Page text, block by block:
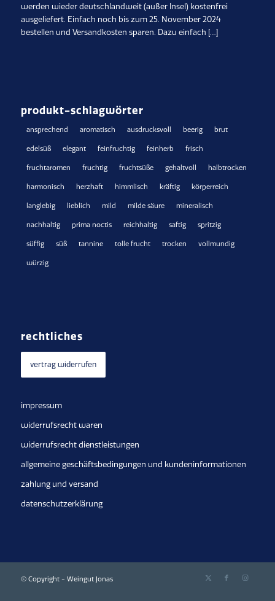
werden wieder deutschlandweit (außer Insel) kostenfrei
ausgeliefert. Einfach noch bis zum 25. November 2024
bestellen und Versandkosten sparen. Dazu einfach […]
produkt-schlagwörter
ansprechend aromatisch ausdrucksvoll beerig brut
edelsüß elegant feinfruchtig feinherb frisch
fruchtaromen fruchtig fruchtsüße gehaltvoll halbtrocken
harmonisch herzhaft himmlisch kräftig körperreich
langlebig lieblich mild milde säure mineralisch
nachhaltig prima noctis reichhaltig saftig spritzig
süffig süß tannine tolle frucht trocken vollmundig
würzig
rechtliches
vertrag widerrufen
impressum
widerrufsrecht waren
widerrufsrecht dienstleistungen
allgemeine geschäftsbedingungen und kundeninformationen
zahlung und versand
datenschutzerklärung
© Copyright - Weingut Jonas